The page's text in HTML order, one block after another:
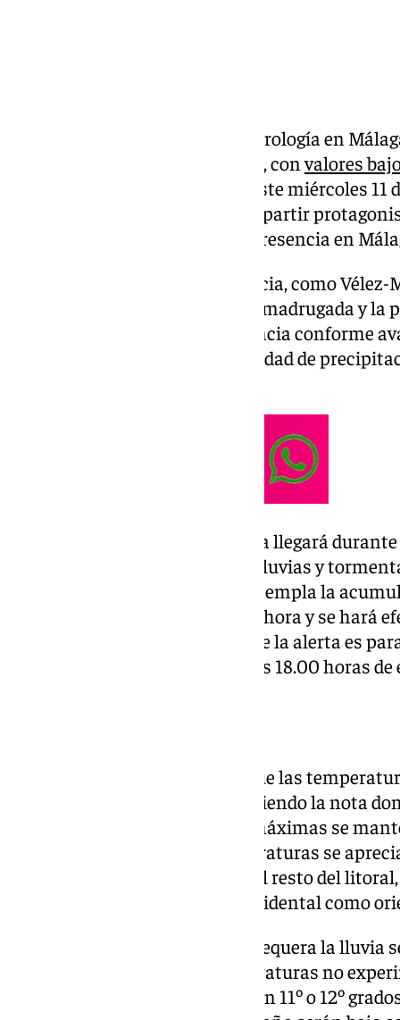
Desde el pasado lunes, la meteorología en
irrupción de la masa de aire frío, convalores
. No obstante, desde este miércoles
temperaturas tendrán que compartir
prevé, volverá a hacer acto de presencia en
En la zona oriental de la provincia, como
primeras lluvias a lo largo de la madrugada y la
penetrando al oeste de la provincia conforme
jueves. En la capital la probabilidad de
Lo más destacado de la borrasca llegará
activado un aviso amarillo por lluvias y
del Sol y Guadalhorce. Este contempla la
metro cuadrado en apenas una hora y se hará
horas, por lo que concretamente la alerta es
activa, en un principio, hasta las 18.00 horas
La aparición de la lluvia hará que las
Málaga, aunque el frío seguirá siendo la nota
estas fechas. En la capital las máximas se
y ese leve ascenso de las temperaturas se
11º grados. Igual en Marbella y el resto del
inferiores tanto en el flanco occidental como
En las capitales de Ronda y Antequera la
día de hoy, por lo que las temperaturas no
respecto a pasadas jornadas, con 11º o 12º